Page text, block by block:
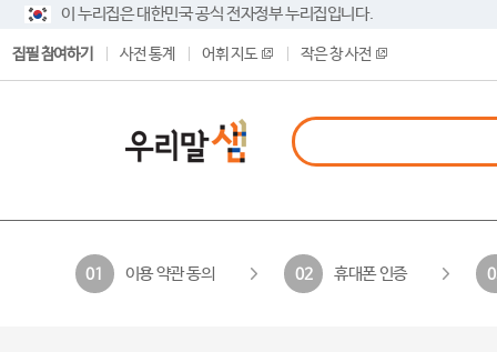
이 누리집은 대한민국 공식 전자정부 누리집입니다.
집필 참여하기 사전 통계 어휘 지도 작은 창 사전
01 이용 약관 동의 02 휴대폰 인증